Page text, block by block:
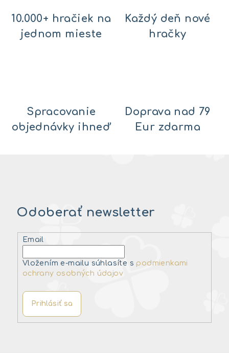
10.000+ hračiek na
jednom mieste
Každý deň nové
hračky
Spracovanie
objednávky ihneď
Doprava nad 79
Eur zdarma
Odoberať newsletter
Email
Vložením e-mailu súhlasíte s podmienkami
ochrany osobných údajov
Prihlásiť sa